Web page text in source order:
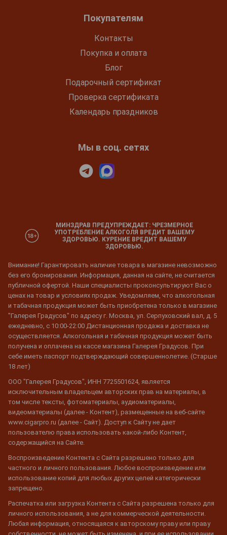
Покупателям
Контакты
Покупка и оплата
Блог
Подарочный сертификат
Проверка сертификата
Календарь праздников
Мы в соц. сетях
МИНЗДРАВ ПРЕДУПРЕЖДАЕТ: ЧРЕЗМЕРНОЕ
УПОТРЕБЛЕНИЕ АЛКОГОЛЯ ВРЕДИТ ВАШЕМУ
ЗДОРОВЬЮ. КУРЕНИЕ ВРЕДИТ ВАШЕМУ
ЗДОРОВЬЮ.
Внимание! Гарантировать наличие товара в магазине невозможно
без его бронирования. Информация, данная на сайте, не считается
публичной офертой. Наши специалисты проконсультируют Вас о
ценах на товар и условиях продаж. Уведомляем, что алкогольная
и табачная продукция может быть приобретена только в магазине
"Галерея Градусов" по адресу г. Москва, ул. Серпуховский вал, д. 5
ежедневно, с 10:00-22:00 Дистанционная продажа и доставка не
осуществляется. Алкогольная и табачная продукция может быть
получена и оплачена на кассе магазина Галерея Градусов. При
себе иметь паспорт подтверждающий совершеннолетие. (Старше
18 лет)
ООО "Галерея Градусов", ИНН 7725501624, является
исключительным владельцем авторских прав на материалы, в
том числе тексты, фотоматериалы, аудиоматериалы,
видеоматериалы (далее - Контент), размещенные на веб-сайте
www.cigarpro.ru (далее - Сайт). Доступ к Сайту не дает
пользователю права использовать какой-либо Контент,
содержащийся на Сайте.
Воспроизведение Контента с Сайта разрешено только для
частного и личного пользования. Любое воспроизведение или
использование копий для любых других целей категорически
запрещено.
Распечатка или загрузка Контента с Сайта разрешена только для
личного использования, а не для коммерческой деятельности.
Любая информация, относящаяся к авторскому праву или праву